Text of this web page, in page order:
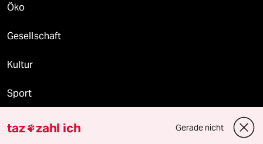
Öko
Gesellschaft
Kultur
Sport
Berlin
taz zahl ich Gerade nicht